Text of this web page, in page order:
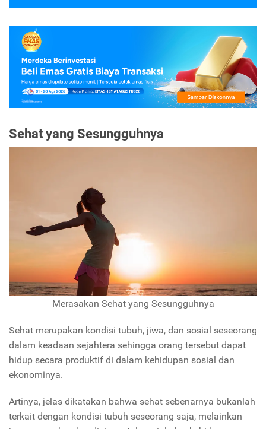
Sehat yang Sesungguhnya
Merasakan Sehat yang Sesungguhnya
Sehat merupakan kondisi tubuh, jiwa, dan sosial seseorang
dalam keadaan sejahtera sehingga orang tersebut dapat
hidup secara produktif di dalam kehidupan sosial dan
ekonominya.
Artinya, jelas dikatakan bahwa sehat sebenarnya bukanlah
terkait dengan kondisi tubuh seseorang saja, melainkan